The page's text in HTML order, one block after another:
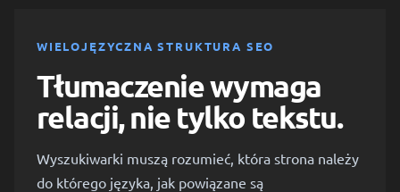
WIELOJĘZYCZNA STRUKTURA SEO
Tłumaczenie wymaga
relacji, nie tylko tekstu.
Wyszukiwarki muszą rozumieć, która strona należy
do którego języka, jak powiązane są